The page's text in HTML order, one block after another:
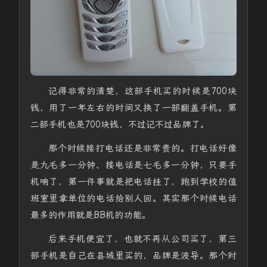
记得非常的清楚，这部手机买的时候是700块
钱，用了一年左右的时间又换了一部翻盖手机。第
二部手机也是700块钱，不过记不过品牌了。
那个时候接打电话还是非常贵的。打电话好像
是九毛多一分钟、接电话是七毛多一分钟，只要手
机响了，第一件事就是把电话挂了，跑到学校的值
班室里拿单位的电话给别人回。其实那个时候电话
最多的作用就是BB机的功能。
后来手机便宜了，也就不再从公司买了，第三
部手机是自己在县城里买的，品牌是波导。那个时